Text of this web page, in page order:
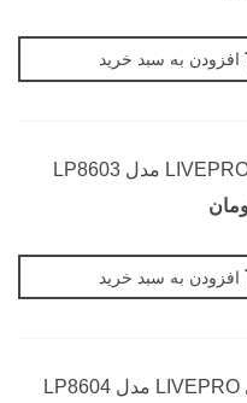
افزودن به سبد خرید
افزودن به سبد خرید
میت پنجه ای LIVEPRO مدل LP8604